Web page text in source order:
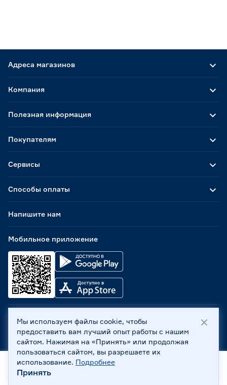
Адреса магазинов
Способы оплаты
Мобильное приложение
Компания
Полезная информация
Покупателям
Сервисы
Напишите нам
ООО «Бауцентр Рус» 2004 -2026, 236029, г. Калининград,
ул. А.Невского, 205. ИНН 7702596813, КПП 390601001 ©
Все права защищены
Политика обработки персональных данных
Правовая информация
Охрана труда
Главная
Мы используем файлы cookie, чтобы
предоставить вам лучший опыт работы с нашим
сайтом. Нажимая на «Принять» или продолжая
пользоваться сайтом, вы разрешаете их
использование. Подробнее
Принять